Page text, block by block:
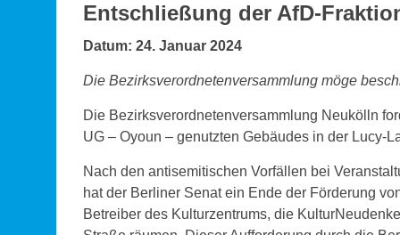
Entschließung der AfD-
Datum: 24. Januar 2024
Die Bezirksverordnetenversammlung möge
Die Bezirksverordnetenversammlung Neukölln
UG – Oyoun – genutzten Gebäudes in der Lucy-
Nach den antisemitischen Vorfällen bei
hat der Berliner Senat ein Ende der Förderung
Betreiber des Kulturzentrums, die